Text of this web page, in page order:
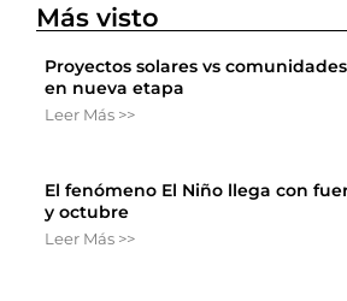
Más visto
Proyectos solares vs
en nueva etapa
Leer Más >>
El fenómeno El Niño llega con
y octubre
Leer Más >>